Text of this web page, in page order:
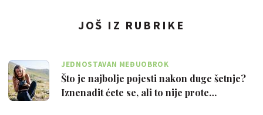
JOŠ IZ RUBRIKE
JEDNOSTAVAN MEĐUOBROK
Što je najbolje pojesti nakon duge šetnje?
Iznenadit ćete se, ali to nije prote…